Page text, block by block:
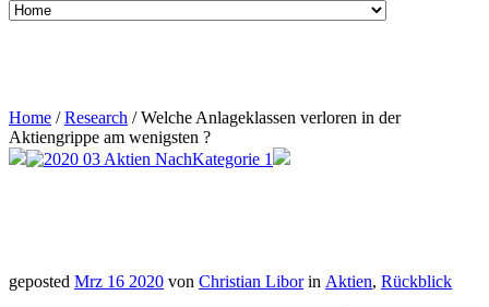
Home / Research / Welche Anlageklassen verloren in der
Aktiengrippe am wenigsten ?
geposted Mrz 16 2020 von Christian Libor in Aktien, Rückblick